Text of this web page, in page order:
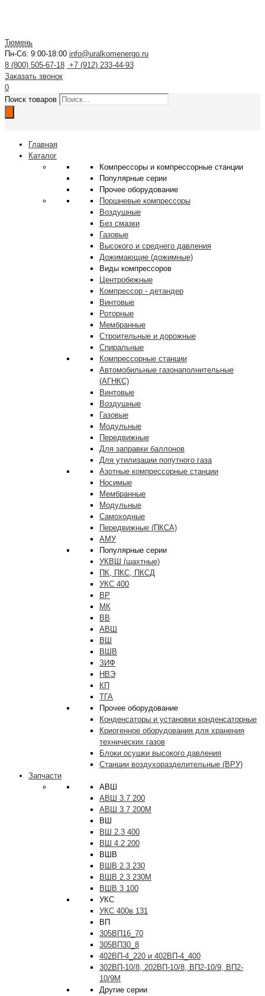
Тюмень
Пн-Сб: 9:00-18:00 info@uralkomenergo.ru
8 (800) 505-67-18 +7 (912) 233-44-93
Заказать звонок
0
Поиск товаров
Главная
Каталог
Компрессоры и компрессорные станции
Популярные серии
Прочее оборудование
Поршневые компрессоры
Воздушные
Без смазки
Газовые
Высокого и среднего давления
Дожимающие (дожимные)
Виды компрессоров
Центробежные
Компрессор - детандер
Винтовые
Роторные
Мембранные
Строительные и дорожные
Спиральные
Компрессорные станции
Автомобильные газонаполнительные
(АГНКС)
Винтовые
Воздушные
Газовые
Модульные
Передвижные
Для заправки баллонов
Для утилизации попутного газа
Азотные компрессорные станции
Носимые
Мембранные
Модульные
Самоходные
Передвижные (ПКСА)
АМУ
Популярные серии
УКВШ (шахтные)
ПК, ПКС, ПКСД
УКС 400
ВР
МК
ВВ
АВШ
ВШ
ВШВ
ЗИФ
НВЭ
КП
ТГА
Прочее оборудование
Конденсаторы и установки конденсаторные
Криогенное оборудования для хранения
технических газов
Блоки осушки высокого давления
Станции воздухоразделительные (ВРУ)
Запчасти
АВШ
АВШ 3.7 200
АВШ 3.7 200М
ВШ
ВШ 2.3 400
ВШ 4.2 200
ВШВ
ВШВ 2.3 230
ВШВ 2.3 230М
ВШВ 3 100
УКС
УКС 400в 131
ВП
305ВП16_70
305ВП30_8
402ВП-4_220 и 402ВП-4_400
302ВП-10/8, 202ВП-10/8, ВП2-10/9, ВП2-
10/9М
Другие серии